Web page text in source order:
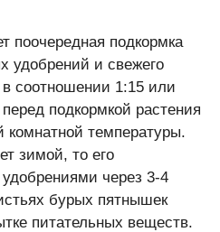
поочередная подкормка
удобрений и свежего
в соотношении 1:15 или
подкормкой растения
температуры.
зимой, то его
через 3-4
бурых пятнышек
питательных веществ.